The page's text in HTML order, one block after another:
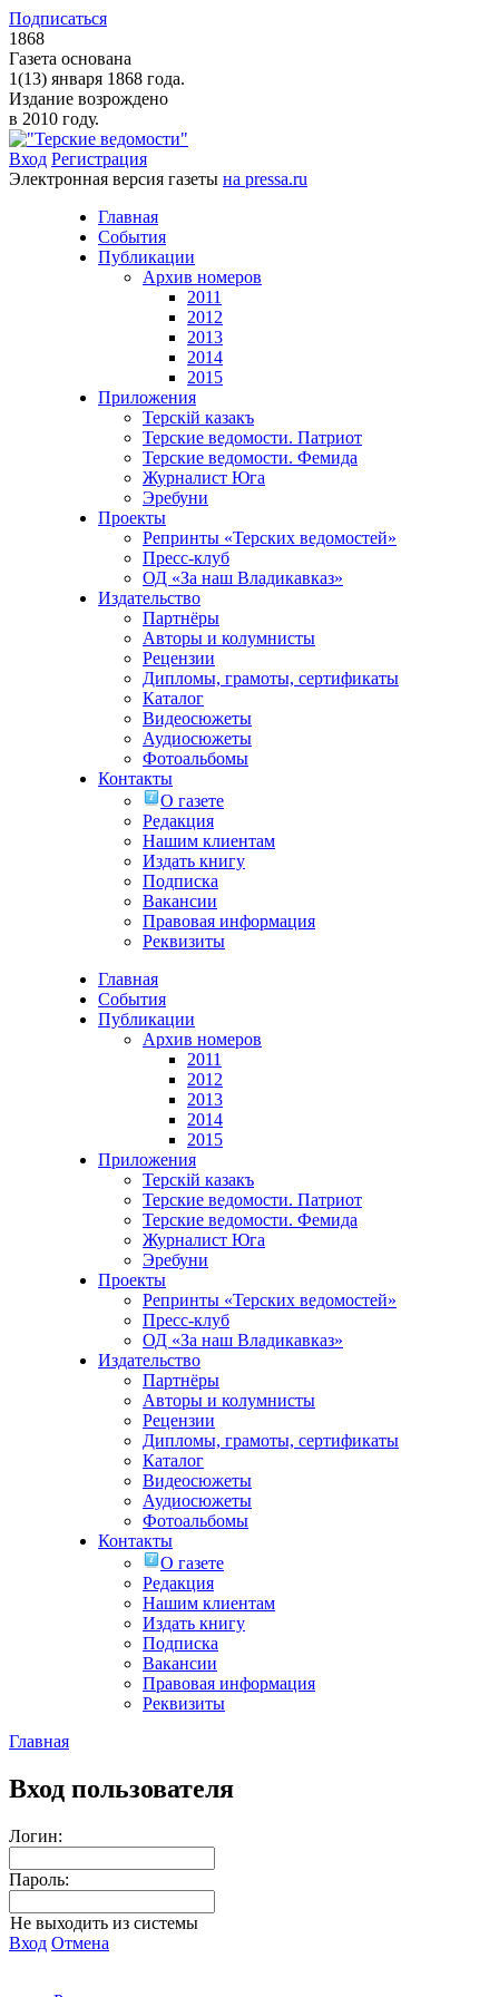
Подписаться
1868
Газета основана
1(13) января 1868 года.
Издание возрождено
в 2010 году.
Вход Регистрация
Электронная версия газеты на pressa.ru
Главная
События
Публикации
Архив номеров
2011
2012
2013
2014
2015
Приложения
Терскiй казакъ
Терские ведомости. Патриот
Терские ведомости. Фемида
Журналист Юга
Эребуни
Проекты
Репринты «Терских ведомостей»
Пресс-клуб
ОД «За наш Владикавказ»
Издательство
Партнёры
Авторы и колумнисты
Рецензии
Дипломы, грамоты, сертификаты
Каталог
Видеосюжеты
Аудиосюжеты
Фотоальбомы
Контакты
О газете
Редакция
Нашим клиентам
Издать книгу
Подписка
Вакансии
Правовая информация
Реквизиты
Главная
События
Публикации
Архив номеров
2011
2012
2013
2014
2015
Приложения
Терскiй казакъ
Терские ведомости. Патриот
Терские ведомости. Фемида
Журналист Юга
Эребуни
Проекты
Репринты «Терских ведомостей»
Пресс-клуб
ОД «За наш Владикавказ»
Издательство
Партнёры
Авторы и колумнисты
Рецензии
Дипломы, грамоты, сертификаты
Каталог
Видеосюжеты
Аудиосюжеты
Фотоальбомы
Контакты
О газете
Редакция
Нашим клиентам
Издать книгу
Подписка
Вакансии
Правовая информация
Реквизиты
Главная
Вход пользователя
Логин:
Пароль:
Не выходить из системы
Вход Отмена